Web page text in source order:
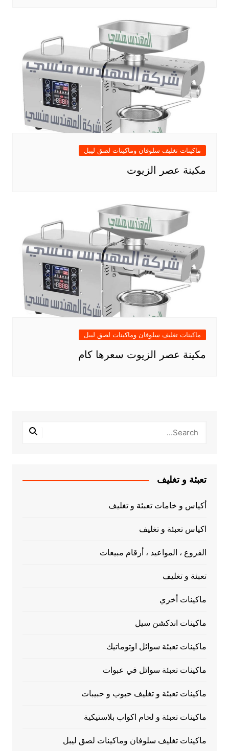
ماكينات تغليف سلوفان وماكينات لصق ليبل
مكينة عصر الزيوت
ماكينات تغليف سلوفان وماكينات لصق ليبل
مكينة عصر الزيوت سعرها كام
تعبئة و تغليف
أكياس و خامات تعبئة و تغليف
اكياس تعبئة و تغليف
الفروع ، المواعيد ، أرقام مبيعات
تعبئة و تغليف
ماكينات أخري
ماكينات اندكشن سيل
ماكينات تعبئة سوائل اوتوماتيك
ماكينات تعبئة سوائل في عبوات
ماكينات تعبئة و تغليف حبوب و حبيبات
ماكينات تعبئة و لحام اكواب بلاستيكية
ماكينات تغليف سلوفان وماكينات لصق ليبل